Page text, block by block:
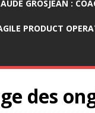
GROSJEAN :
PRODUCT
des